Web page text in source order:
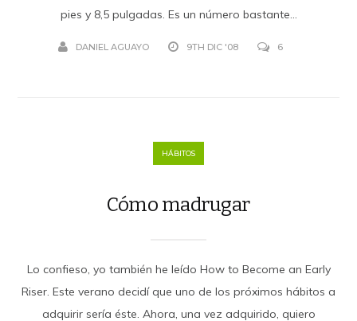
pies y 8,5 pulgadas. Es un número bastante...
DANIEL AGUAYO 9TH DIC '08 6
HÁBITOS
Cómo madrugar
Lo confieso, yo también he leído How to Become an Early
Riser. Este verano decidí que uno de los próximos hábitos a
adquirir sería éste. Ahora, una vez adquirido, quiero